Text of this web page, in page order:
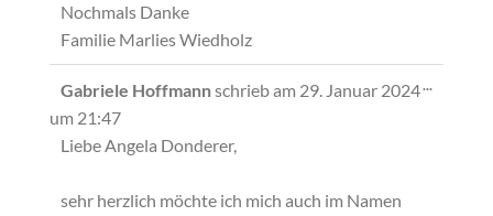
Nochmals Danke
Familie Marlies Wiedholz
Gabriele Hoffmannschrieb am 29. Januar 2024
um 21:47
Liebe Angela Donderer,
sehr herzlich möchte ich mich auch im Namen
...